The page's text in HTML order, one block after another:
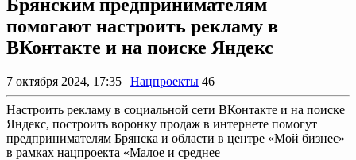
Брянским предпринимателям
помогают настроить рекламу в
ВКонтакте и на поиске Яндекс
7 октября 2024, 17:35 | Нацпроекты 46
Настроить рекламу в социальной сети ВКонтакте и на поиске
Яндекс, построить воронку продаж в интернете помогут
предпринимателям Брянска и области в центре «Мой бизнес»
в рамках нацпроекта «Малое и среднее